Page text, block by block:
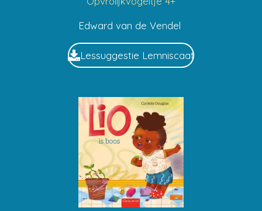
Edward van de Vendel
Lessuggestie Lemniscaat